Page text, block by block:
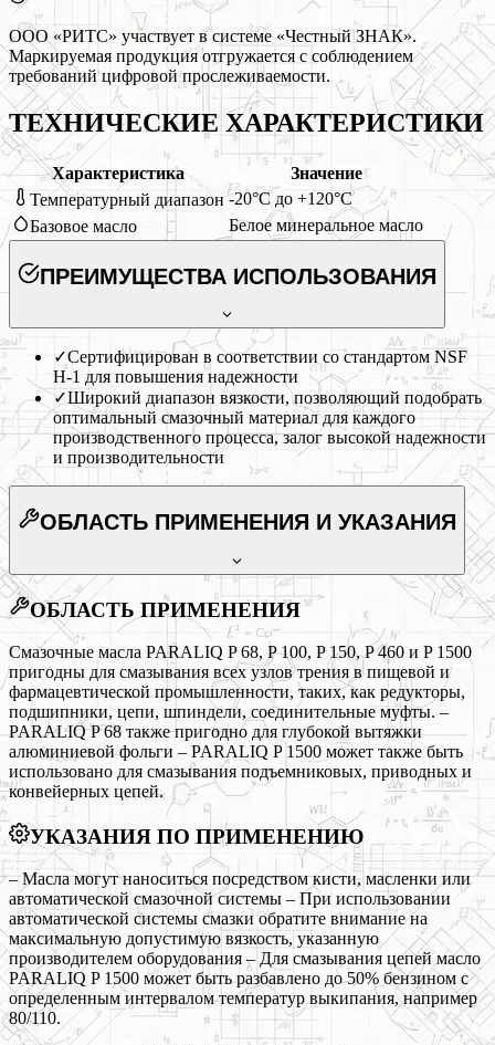
ООО «РИТС» участвует в системе «Честный ЗНАК».
Маркируемая продукция отгружается с соблюдением
требований цифровой прослеживаемости.
ТЕХНИЧЕСКИЕ ХАРАКТЕРИСТИКИ
Характеристика
Значение
Температурный диапазон -20°C до +120°C
Базовое масло
Белое минеральное масло
ПРЕИМУЩЕСТВА ИСПОЛЬЗОВАНИЯ
✓Сертифицирован в соответствии со стандартом NSF
H-1 для повышения надежности
✓Широкий диапазон вязкости, позволяющий подобрать
оптимальный смазочный материал для каждого
производственного процесса, залог высокой надежности
и производительности
ОБЛАСТЬ ПРИМЕНЕНИЯ И УКАЗАНИЯ
ОБЛАСТЬ ПРИМЕНЕНИЯ
Смазочные масла PARALIQ P 68, P 100, P 150, P 460 и P 1500
пригодны для смазывания всех узлов трения в пищевой и
фармацевтической промышленности, таких, как редукторы,
подшипники, цепи, шпиндели, соединительные муфты. –
PARALIQ P 68 также пригодно для глубокой вытяжки
алюминиевой фольги – PARALIQ P 1500 может также быть
использовано для смазывания подъемниковых, приводных и
конвейерных цепей.
УКАЗАНИЯ ПО ПРИМЕНЕНИЮ
– Масла могут наноситься посредством кисти, масленки или
автоматической смазочной системы – При использовании
автоматической системы смазки обратите внимание на
максимальную допустимую вязкость, указанную
производителем оборудования – Для смазывания цепей масло
PARALIQ P 1500 может быть разбавлено до 50% бензином с
определенным интервалом температур выкипания, например
80/110.